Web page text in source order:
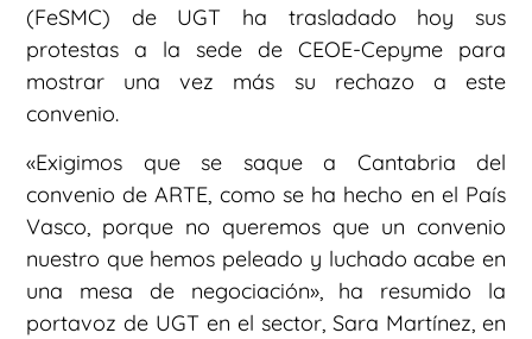
(FeSMC) de UGT ha trasladado hoy sus
protestas a la sede de CEOE-Cepyme para
mostrar una vez más su rechazo a este
convenio.
«Exigimos que se saque a Cantabria del
convenio de ARTE, como se ha hecho en el País
Vasco, porque no queremos que un convenio
nuestro que hemos peleado y luchado acabe en
una mesa de negociación», ha resumido la
portavoz de UGT en el sector, Sara Martínez, en